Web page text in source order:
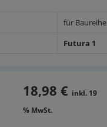
für Baureihe
Futura 1
18,98 € inkl. 19
% MwSt.